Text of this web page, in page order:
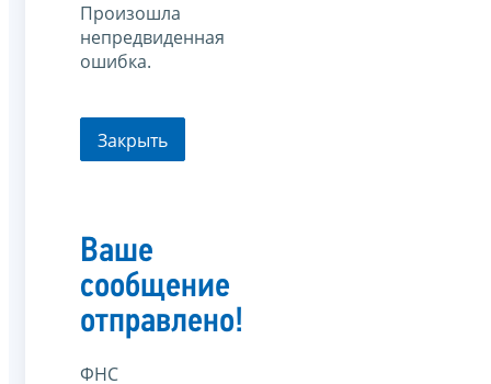
Произошла
непредвиденная
ошибка.
Закрыть
Ваше
сообщение
отправлено!
ФНС